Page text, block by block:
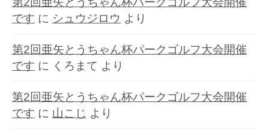
です に シュウジロウ より
第2回亜矢とうちゃん杯パークゴルフ大会開催
です に くろまて より
第2回亜矢とうちゃん杯パークゴルフ大会開催
です に 山こじ より